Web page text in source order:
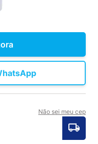
Não sei meu cep